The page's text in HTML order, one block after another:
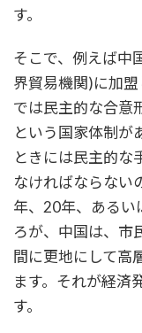
す。
そこで、例えば中
界貿易機関)に加
では民主的な合意
という国家体制が
ときには民主的な
なければならない
年、20年、あるい
ろが、中国は、市
間に更地にして高
ます。それが経済
す。